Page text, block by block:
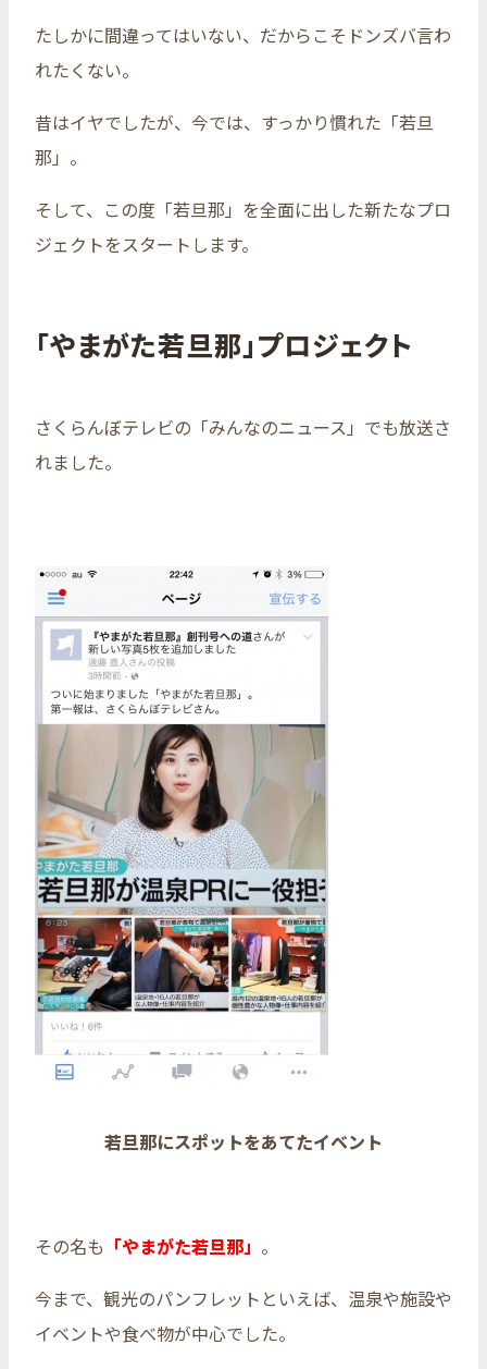
たしかに間違ってはいない、だからこそドンズバ言わ
れたくない。
昔はイヤでしたが、今では、すっかり慣れた「若旦
那」。
そして、この度「若旦那」を全面に出した新たなプロ
ジェクトをスタートします。
「やまがた若旦那」プロジェクト
さくらんぼテレビの「みんなのニュース」でも放送さ
れました。
若旦那にスポットをあてたイベント
その名も 「やまがた若旦那」 。
今まで、観光のパンフレットといえば、温泉や施設や
イベントや食べ物が中心でした。